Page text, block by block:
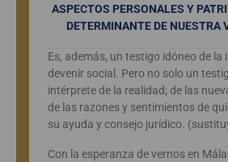
ASPECTOS PERSONALES Y
DETERMINANTE DE NUESTRA
Es, además, un testigo idóneo de la
devenir social. Pero no solo un
intérprete de la realidad; de las
de las razones y sentimientos de
su ayuda y consejo jurídico.
Con la esperanza de vernos en